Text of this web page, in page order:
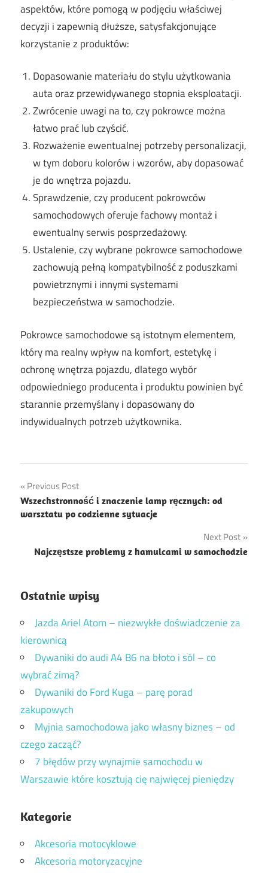
aspektów, które pomogą w podjęciu właściwej
decyzji i zapewnią dłuższe, satysfakcjonujące
korzystanie z produktów:
Dopasowanie materiału do stylu użytkowania
auta oraz przewidywanego stopnia eksploatacji.
Zwrócenie uwagi na to, czy pokrowce można
łatwo prać lub czyścić.
Rozważenie ewentualnej potrzeby personalizacji,
w tym doboru kolorów i wzorów, aby dopasować
je do wnętrza pojazdu.
Sprawdzenie, czy producent pokrowców
samochodowych oferuje fachowy montaż i
ewentualny serwis posprzedażowy.
Ustalenie, czy wybrane pokrowce samochodowe
zachowują pełną kompatybilność z poduszkami
powietrznymi i innymi systemami
bezpieczeństwa w samochodzie.
Pokrowce samochodowe są istotnym elementem,
który ma realny wpływ na komfort, estetykę i
ochronę wnętrza pojazdu, dlatego wybór
odpowiedniego producenta i produktu powinien być
starannie przemyślany i dopasowany do
indywidualnych potrzeb użytkownika.
Nawigacja
wpisu
Previous Post
Wszechstronność i znaczenie lamp ręcznych: od
warsztatu po codzienne sytuacje
Next Post
Najczęstsze problemy z hamulcami w samochodzie
Ostatnie wpisy
Jazda Ariel Atom – niezwykłe doświadczenie za
kierownicą
Dywaniki do audi A4 B6 na błoto i sól – co
wybrać zimą?
Dywaniki do Ford Kuga – parę porad
zakupowych
Myjnia samochodowa jako własny biznes – od
czego zacząć?
7 błędów przy wynajmie samochodu w
Warszawie które kosztują cię najwięcej pieniędzy
Kategorie
Akcesoria motocyklowe
Akcesoria motoryzacyjne